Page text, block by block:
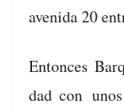
aveni­da 20
Entonces
dad con